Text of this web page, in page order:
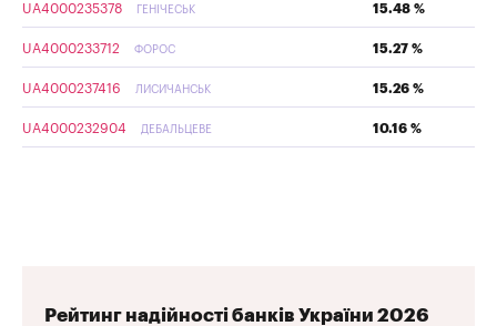
UA4000235378 ГЕНІЧЕСЬК 15.48 %
UA4000233712 ФОРОС 15.27 %
UA4000237416 ЛИСИЧАНСЬК 15.26 %
UA4000232904 ДЕБАЛЬЦЕВЕ 10.16 %
Рейтинг надійності банків України 2026